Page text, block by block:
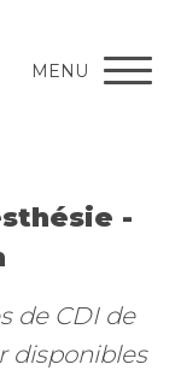
MENU
-
de CDI de
disponibles